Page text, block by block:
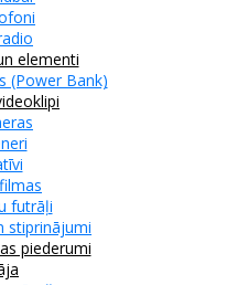
elementi
(Power Bank)
futrāļi
stiprinājumi
piederumi